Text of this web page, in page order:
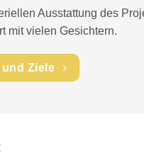
Ausstattung des
mit vielen Gesichtern.
und Ziele